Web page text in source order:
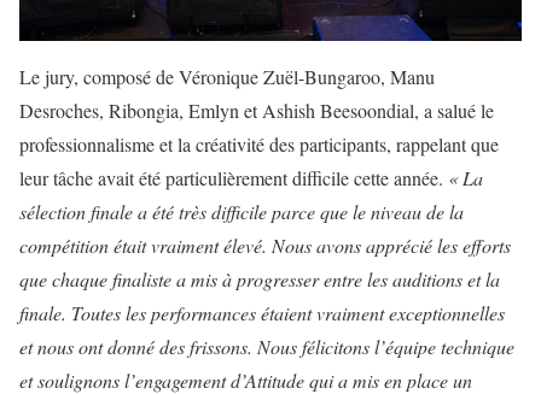
Le jury, composé de Véronique Zuël-Bungaroo, Manu
Desroches, Ribongia, Emlyn et Ashish Beesoondial, a salué le
professionnalisme et la créativité des participants, rappelant que
leur tâche avait été particulièrement difficile cette année. « La
sélection finale a été très difficile parce que le niveau de la
compétition était vraiment élevé. Nous avons apprécié les efforts
que chaque finaliste a mis à progresser entre les auditions et la
finale. Toutes les performances étaient vraiment exceptionnelles
et nous ont donné des frissons. Nous félicitons l’équipe technique
et soulignons l’engagement d’Attitude qui a mis en place un